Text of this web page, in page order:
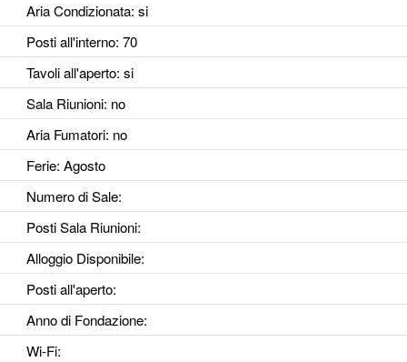
Aria Condizionata: si
Posti all'interno: 70
Tavoli all'aperto: si
Sala Riunioni: no
Aria Fumatori: no
Ferie: Agosto
Numero di Sale:
Posti Sala Riunioni:
Alloggio Disponibile:
Posti all'aperto:
Anno di Fondazione:
Wi-Fi: